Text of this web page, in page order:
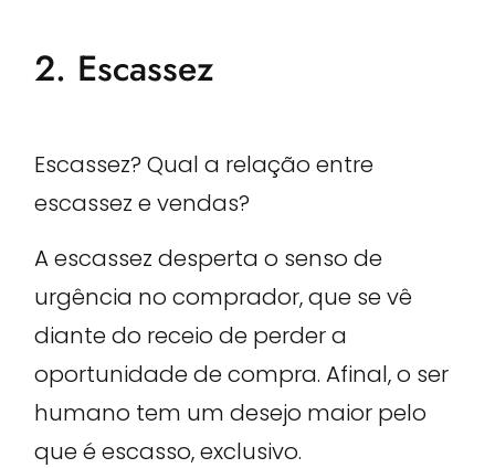
2. Escassez
Escassez? Qual a relação entre
escassez e vendas?
A escassez desperta o senso de
urgência no comprador, que se vê
diante do receio de perder a
oportunidade de compra. Afinal, o ser
humano tem um desejo maior pelo
que é escasso, exclusivo.